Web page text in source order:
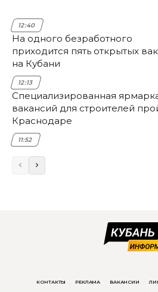
12:40
На одного безработного
приходится пять открытых
на Кубани
12:13
Специализированная
вакансий для строителей
Краснодаре
11:52
КОНТАКТЫ РЕКЛАМА ВАКАНСИИ